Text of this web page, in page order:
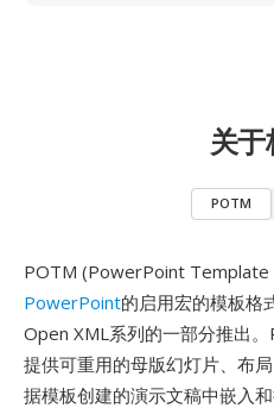
关
POTM
POTM (PowerPoint Template
PowerPoint的启用宏的模板
Open XML系列的一部分推出
提供可重用的母版幻灯片、布
据模板创建的演示文稿中嵌入